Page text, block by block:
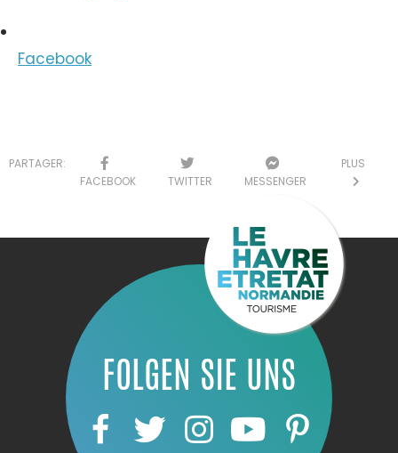
Facebook
PARTAGER:
FACEBOOK
TWITTER MESSENGER
PLUS
FOLGEN SIE UNS